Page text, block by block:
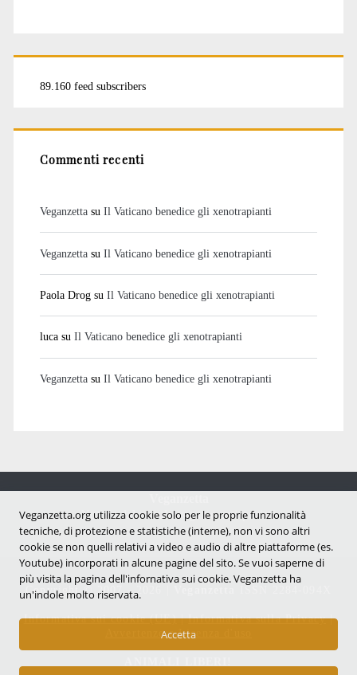
89.160 feed subscribers
Commenti recenti
Veganzettasu Il Vaticano benedice gli xenotrapianti
Veganzettasu Il Vaticano benedice gli xenotrapianti
Paola Drogsu Il Vaticano benedice gli xenotrapianti
lucasu Il Vaticano benedice gli xenotrapianti
Veganzettasu Il Vaticano benedice gli xenotrapianti
Notizie dal mondo vegan e antispecista
Copyright © 2007 - 2026 |
Informativa sui cookie (UE)|Informativa sulla Privacy|
Avvertenze e Licenza d'uso
Veganzetta.org utilizza cookie solo per le proprie funzionalità
tecniche, di protezione e statistiche (interne), non vi sono altri
cookie se non quelli relativi a video e audio di altre piattaforme (es.
Youtube) incorporati in alcune pagine del sito. Se vuoi saperne di
più visita la pagina dell'infornativa sui cookie. Veganzetta ha
un'indole molto riservata.
Accetta